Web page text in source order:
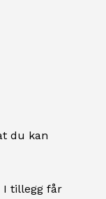
du kan
I tillegg får